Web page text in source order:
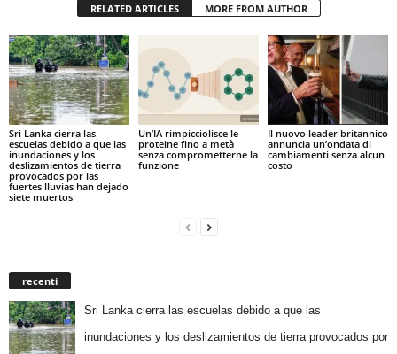
RELATED ARTICLES MORE FROM AUTHOR
Sri Lanka cierra las
escuelas debido a que las
inundaciones y los
deslizamientos de tierra
provocados por las
fuertes lluvias han dejado
siete muertos
Un’IA rimpicciolisce le
proteine fino a metà
senza comprometterne la
funzione
Il nuovo leader britannico
annuncia un’ondata di
cambiamenti senza alcun
costo
recenti
Sri Lanka cierra las escuelas debido a que las
inundaciones y los deslizamientos de tierra provocados por